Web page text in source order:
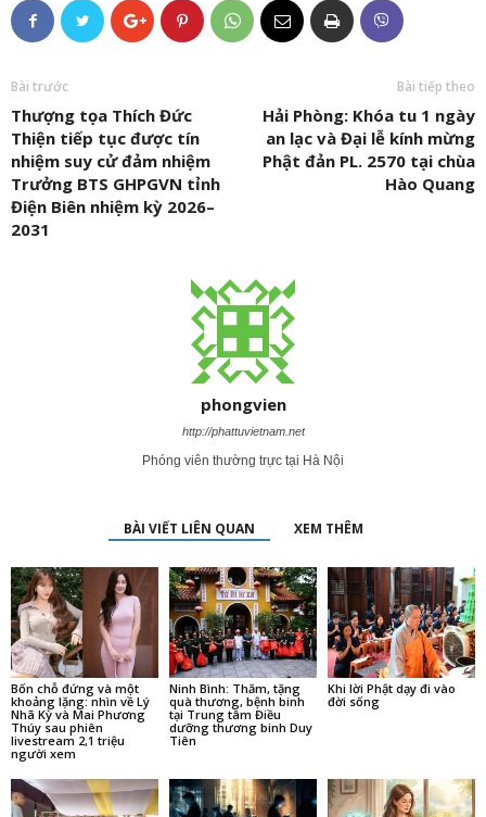
Bài trước
Thượng tọa Thích Đức
Thiện tiếp tục được tín
nhiệm suy cử đảm nhiệm
Trưởng BTS GHPGVN tỉnh
Điện Biên nhiệm kỳ 2026–
2031
Bài tiếp theo
Hải Phòng: Khóa tu 1 ngày
an lạc và Đại lễ kính mừng
Phật đản PL. 2570 tại chùa
Hào Quang
phongvien
http://phattuvietnam.net
Phóng viên thường trực tại Hà Nội
BÀI VIẾT LIÊN QUAN XEM THÊM
Bốn chỗ đứng và một
khoảng lặng: nhìn về Lý
Nhã Kỳ và Mai Phương
Thúy sau phiên
livestream 2,1 triệu
người xem
Ninh Bình: Thăm, tặng
quà thương, bệnh binh
tại Trung tâm Điều
dưỡng thương binh Duy
Tiên
Khi lời Phật dạy đi vào
đời sống